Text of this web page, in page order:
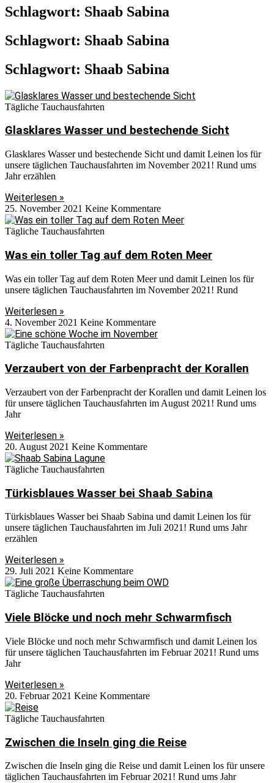
Schlagwort: Shaab Sabina
Schlagwort: Shaab Sabina
Schlagwort: Shaab Sabina
Tägliche Tauchausfahrten
Glasklares Wasser und bestechende Sicht
Glasklares Wasser und bestechende Sicht und damit Leinen los für
unsere täglichen Tauchausfahrten im November 2021! Rund ums
Jahr erzählen
Weiterlesen »
25. November 2021 Keine Kommentare
Tägliche Tauchausfahrten
Was ein toller Tag auf dem Roten Meer
Was ein toller Tag auf dem Roten Meer und damit Leinen los für
unsere täglichen Tauchausfahrten im November 2021! Rund
Weiterlesen »
4. November 2021 Keine Kommentare
Tägliche Tauchausfahrten
Verzaubert von der Farbenpracht der Korallen
Verzaubert von der Farbenpracht der Korallen und damit Leinen los
für unsere täglichen Tauchausfahrten im August 2021! Rund ums
Jahr
Weiterlesen »
20. August 2021 Keine Kommentare
Tägliche Tauchausfahrten
Türkisblaues Wasser bei Shaab Sabina
Türkisblaues Wasser bei Shaab Sabina und damit Leinen los für
unsere täglichen Tauchausfahrten im Juli 2021! Rund ums Jahr
erzählen
Weiterlesen »
29. Juli 2021 Keine Kommentare
Tägliche Tauchausfahrten
Viele Blöcke und noch mehr Schwarmfisch
Viele Blöcke und noch mehr Schwarmfisch und damit Leinen los
für unsere täglichen Tauchausfahrten im Februar 2021! Rund ums
Jahr
Weiterlesen »
20. Februar 2021 Keine Kommentare
Tägliche Tauchausfahrten
Zwischen die Inseln ging die Reise
Zwischen die Inseln ging die Reise und damit Leinen los für unsere
täglichen Tauchausfahrten im Februar 2021! Rund ums Jahr